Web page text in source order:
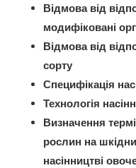
Відмова від
модифіковані
Відмова від
сорту
Специфікація
Технологія
Визначення
рослин на
насінництві